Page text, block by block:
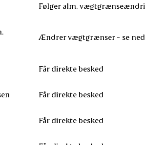
Følger alm.
Ændrer vægtgrænser - se
Får direkte besked
Får direkte besked
Får direkte besked